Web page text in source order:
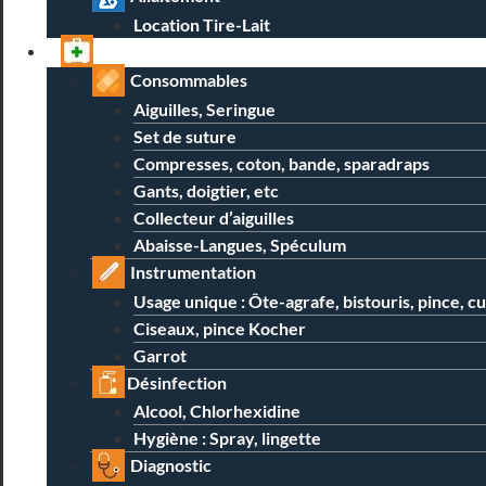
Location Tire-Lait
Consommables
Aiguilles, Seringue
Set de suture
Compresses, coton, bande, sparadraps
Gants, doigtier, etc
Collecteur d’aiguilles
Abaisse-Langues, Spéculum
Instrumentation
Usage unique : Ôte-agrafe, bistouris, pince,
Ciseaux, pince Kocher
Garrot
Désinfection
Alcool, Chlorhexidine
Hygiène : Spray, lingette
Diagnostic